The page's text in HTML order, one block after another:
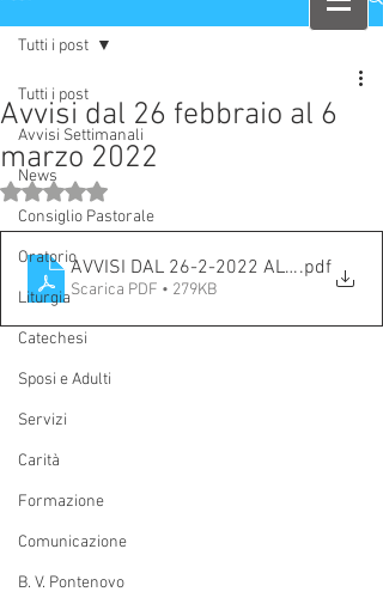
Tutti i post
Avvisi Settimanali
News
Consiglio Pastorale
Oratorio
Liturgia
Catechesi
Sposi e Adulti
Servizi
Carità
Formazione
Comunicazione
B. V. Pontenovo
Tutti i post
Avvisi dal 26 febbraio al 6
marzo 2022
Valutazione NaN stelle su 5.
AVVISI DAL 26-2-2022 AL 6-3-2022
.pdf
Scarica PDF • 279KB